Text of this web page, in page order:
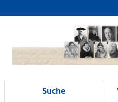
Suche